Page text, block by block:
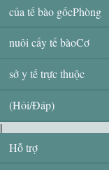
của tế bào gốcPhòng
nuôi cấy tế bàoCơ
sở y tế trực thuộc
(Hỏi/Đáp)
|
Hỗ trợ